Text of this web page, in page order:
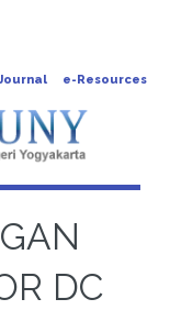
e-Resources
DC